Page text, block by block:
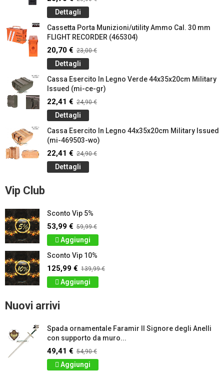
Dettagli
Cassetta Porta Munizioni/utility Ammo Cal. 30 mm
FLIGHT RECORDER (465304)
20,70 € 23,00 €
Dettagli
Cassa Esercito In Legno Verde 44x35x20cm Military
Issued (mi-ce-gr)
22,41 € 24,90 €
Dettagli
Cassa Esercito In Legno 44x35x20cm Military Issued
(mi-469503-wo)
22,41 € 24,90 €
Dettagli
Vip Club
Sconto Vip 5%
53,99 € 59,99 €
Aggiungi
Sconto Vip 10%
125,99 € 139,99 €
Aggiungi
Nuovi arrivi
Spada ornamentale Faramir Il Signore degli Anelli
con supporto da muro...
49,41 € 54,90 €
Aggiungi